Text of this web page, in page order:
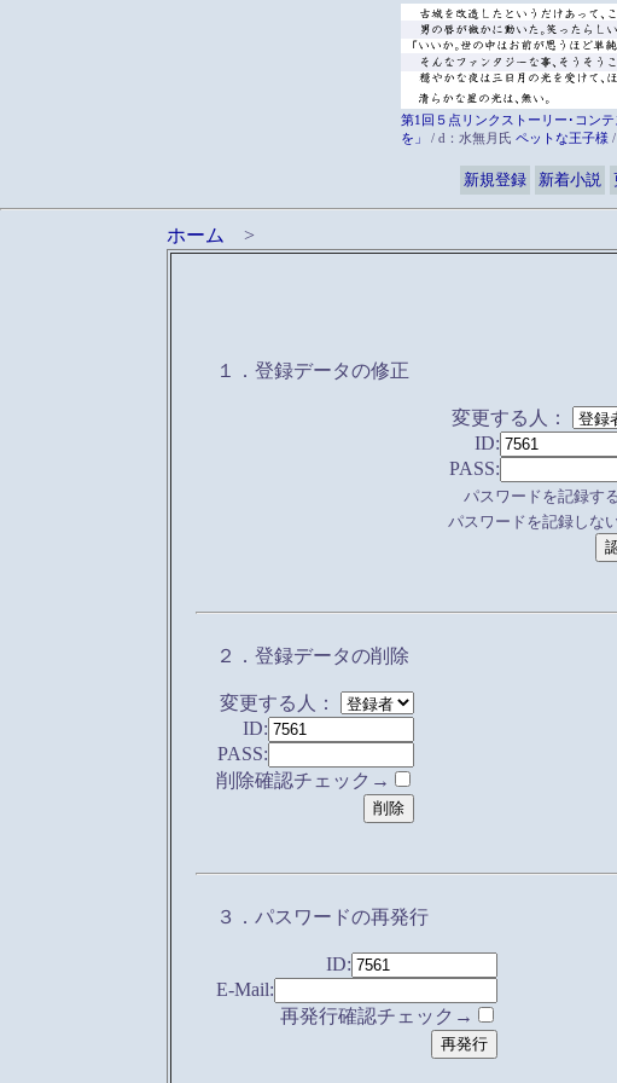
第1回５点リンクストーリー･コンテ
を」
/ d：水無月氏 ペットな王子様
新規登録 新着小説
ホーム >
１．登録データの修正
変更する人：
ID:
PASS:
パスワードを記録す
パスワードを記録しな
２．登録データの削除
変更する人：
ID:
PASS:
削除確認チェック→
３．パスワードの再発行
ID:
E-Mail:
再発行確認チェック→